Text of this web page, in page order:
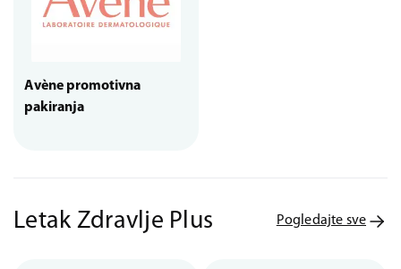
Avène promotivna
pakiranja
Letak Zdravlje Plus Pogledajte sve